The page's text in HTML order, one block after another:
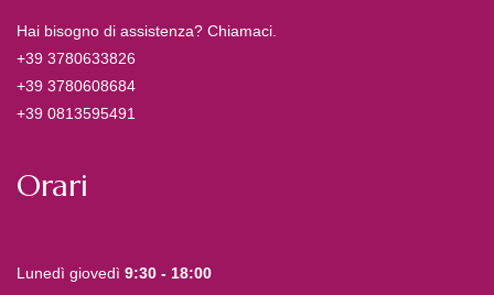
Hai bisogno di assistenza? Chiamaci.
+39 3780633826
+39 3780608684
+39 0813595491
Orari
Lunedì giovedì 9:30 - 18:00